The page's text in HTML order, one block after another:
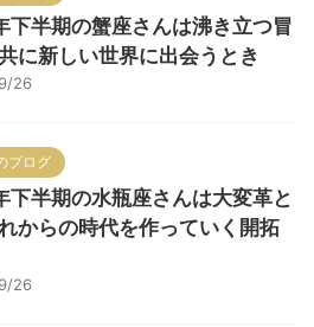
半期の蟹座さんは沸き立つ冒
に新しい世界に出会うとき
26
ブログ
半期の水瓶座さんは大変革と
からの時代を作っていく開拓
26